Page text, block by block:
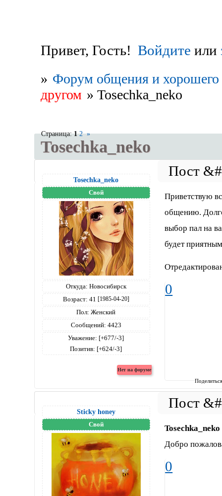
Привет, Гость! Войдите или
» Форум общения и хорошего
другом » Tosechka_neko
Tosechka_neko
Страница:1 2 »
Tosechka_neko
Свой
Откуда: Новосибирск
Возраст: 41 [1985-04-20]
Пол: Женский
Сообщений: 4423
Уважение: [+677/-3]
Позитив: [+624/-3]
Приветствую
общению.
выбор пал на
будет
0
Sticky honey
Свой
Tosechka_neko
Добро
0